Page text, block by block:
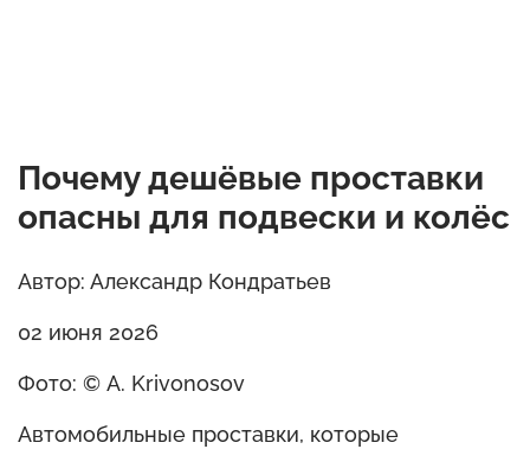
Почему дешёвые проставки
опасны для подвески и колёс
Автор: Александр Кондратьев
02 июня 2026
Фото: © A. Krivonosov
Автомобильные проставки, которые